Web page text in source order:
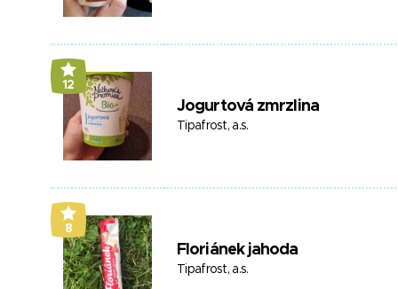
12
Jogurtová zmrzlina
Tipafrost, a.s.
8
Floriánek jahoda
Tipafrost, a.s.